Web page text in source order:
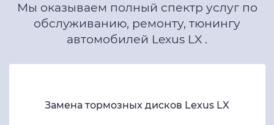
Мы оказываем полный спектр услуг по
обслуживанию, ремонту, тюнингу
автомобилей Lexus LX .
Замена тормозных дисков Lexus LX